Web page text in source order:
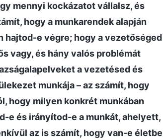
mennyi kockázatot vállalsz, és
hogy a munkarendek alapján
hajtod-e végre; hogy a vezetőséged
vagy, és hány valós problémát
a vezetésed és
munkája – az számít, hogy
hogy milyen konkrét munkában
e és irányítod-e a munkát, ahelyett,
az is számít, hogy van-e életbe